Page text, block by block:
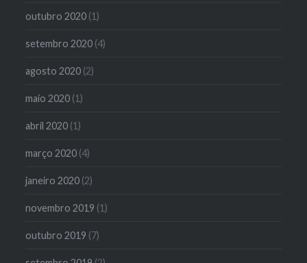
outubro 2020 (1)
setembro 2020 (4)
agosto 2020 (2)
maio 2020 (1)
abril 2020 (1)
março 2020 (4)
janeiro 2020 (2)
novembro 2019 (1)
outubro 2019 (7)